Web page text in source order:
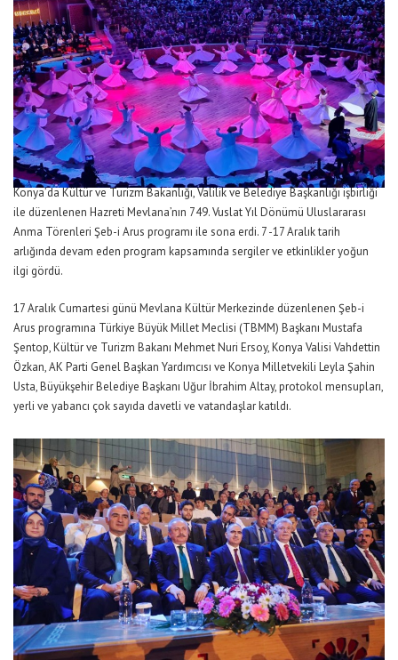
Konya’da Kültür ve Turizm Bakanlığı, Valilik ve Belediye Başkanlığı işbirliği
ile düzenlenen Hazreti Mevlana’nın 749. Vuslat Yıl Dönümü Uluslararası
Anma Törenleri Şeb-i Arus programı ile sona erdi. 7 -17 Aralık tarih
arlığında devam eden program kapsamında sergiler ve etkinlikler yoğun
ilgi gördü.
17 Aralık Cumartesi günü Mevlana Kültür Merkezinde düzenlenen Şeb-i
Arus programına Türkiye Büyük Millet Meclisi (TBMM) Başkanı Mustafa
Şentop, Kültür ve Turizm Bakanı Mehmet Nuri Ersoy, Konya Valisi Vahdettin
Özkan, AK Parti Genel Başkan Yardımcısı ve Konya Milletvekili Leyla Şahin
Usta, Büyükşehir Belediye Başkanı Uğur İbrahim Altay, protokol mensupları,
yerli ve yabancı çok sayıda davetli ve vatandaşlar katıldı.